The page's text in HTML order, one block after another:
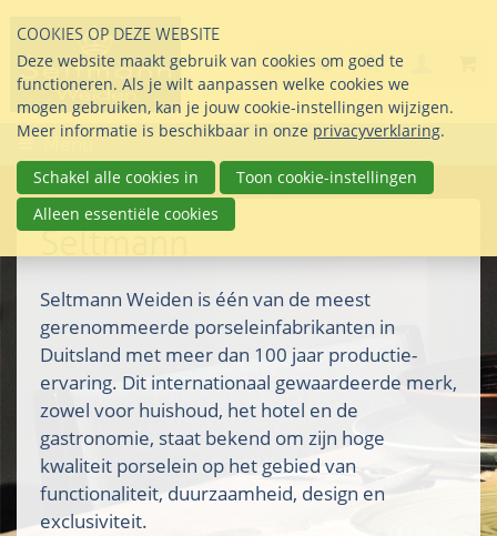
links
over
Direct
naar
inhoud
Direct
naar
het
info@seltmann-
Stel uw vraag
085 76 07 000
Search
Menu
Seltmann
Seltmann Weiden is één van de meest
gerenommeerde porseleinfabrikanten in
Duitsland met meer dan 100 jaar productie-
ervaring. Dit internationaal gewaardeerde merk,
zowel voor huishoud, het hotel en de
gastronomie, staat bekend om zijn hoge
kwaliteit porselein op het gebied van
functionaliteit, duurzaamheid, design en
exclusiviteit.
COOKIES OP DEZE WEBSITE
Deze website maakt gebruik van cookies om goed te
functioneren. Als je wilt aanpassen welke cookies we
mogen gebruiken, kan je jouw cookie-instellingen wijzigen.
Meer informatie is beschikbaar in onze privacyverklaring.
Schakel alle cookies in
Toon cookie-instellingen
Alleen essentiële cookies